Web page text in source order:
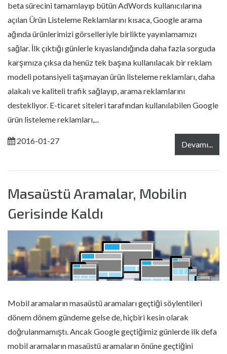
beta sürecini tamamlayıp bütün AdWords kullanıcılarına
açılan Ürün Listeleme Reklamlarını kısaca, Google arama
ağında ürünlerimizi görselleriyle birlikte yayınlamamızı
sağlar. İlk çıktığı günlerle kıyaslandığında daha fazla sorguda
karşımıza çıksa da henüz tek başına kullanılacak bir reklam
modeli potansiyeli taşımayan ürün listeleme reklamları, daha
alakalı ve kaliteli trafik sağlayıp, arama reklamlarını
destekliyor. E-ticaret siteleri tarafından kullanılabilen Google
ürün listeleme reklamları,...
2016-01-27 Devamı...
Masaüstü Aramalar, Mobilin
Gerisinde Kaldı
Mobil aramaların masaüstü aramaları geçtiği söylentileri
dönem dönem gündeme gelse de, hiçbiri kesin olarak
doğrulanmamıştı. Ancak Google geçtiğimiz günlerde ilk defa
mobil aramaların masaüstü aramaların önüne geçtiğini